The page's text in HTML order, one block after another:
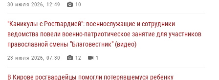
1 августа – День дежурной службы войск национальной гвардии
01 августа 2026, 09:39
30 июля 2026, 12:49 10
"Каникулы с Росгвардией": военнослужащие и сотрудники
ведомства повели военно-патриотическое занятие для участников
православной смены "Благовестник" (видео)
23 июля 2026, 07:30 12 1
В Кирове росгвардейцы помогли потерявшемуся ребенку